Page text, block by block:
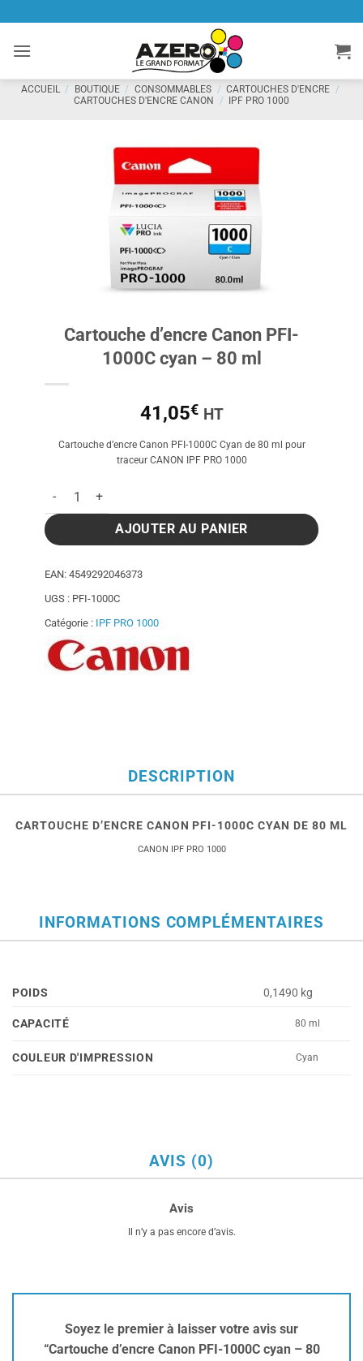
contenu
ACCUEIL / BOUTIQUE / CONSOMMABLES / CARTOUCHES D'ENCRE /
CARTOUCHES D'ENCRE CANON
/ IPF PRO 1000
Cartouche d’encre Canon PFI-
1000C cyan – 80 ml
41,05€ HT
Cartouche d’encre Canon PFI-1000C Cyan de 80 ml pour
traceur CANON IPF PRO 1000
quantité de Cartouche d'encre Canon PFI-1000C cyan - 80 ml
AJOUTER AU PANIER
EAN: 4549292046373
UGS : PFI-1000C
Catégorie : IPF PRO 1000
DESCRIPTION
CARTOUCHE D’ENCRE CANON PFI-1000C CYAN DE 80 ML
CANON IPF PRO 1000
INFORMATIONS COMPLÉMENTAIRES
POIDS 0,1490 kg
CAPACITÉ 80 ml
COULEUR D'IMPRESSION Cyan
AVIS (0)
Avis
Il n’y a pas encore d’avis.
Soyez le premier à laisser votre avis sur
“Cartouche d’encre Canon PFI-1000C cyan – 80